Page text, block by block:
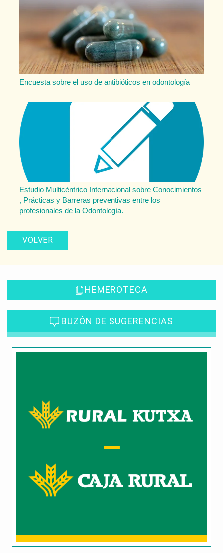
Encuesta sobre el uso de antibióticos en odontología
Estudio Multicéntrico Internacional sobre Conocimientos
, Prácticas y Barreras preventivas entre los
profesionales de la Odontología.
VOLVER
HEMEROTECA
BUZÓN DE SUGERENCIAS